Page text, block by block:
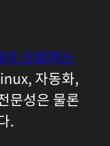
신뢰하는